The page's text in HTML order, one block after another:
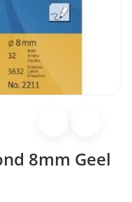
8mm Geel